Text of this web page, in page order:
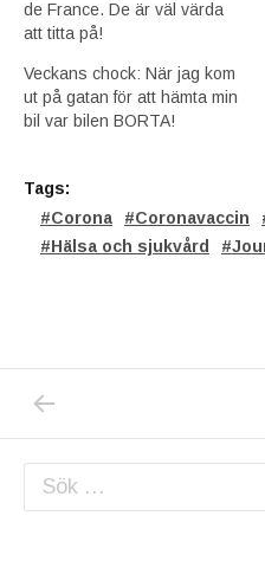
de France. De är väl värda
att titta på!
Veckans chock: När jag kom
ut på gatan för att hämta min
bil var bilen BORTA!
Tags:
Corona
Coronavaccin
Hälsa och sjukvård
PREVIOUS
Sök efter: